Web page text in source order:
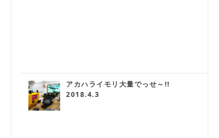
アカハライモリ大量でっせ～!!
2018.4.3